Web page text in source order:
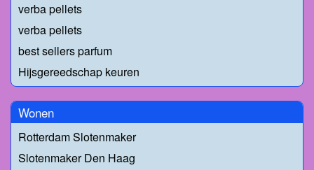
verba pellets
verba pellets
best sellers parfum
Hijsgereedschap keuren
Wonen
Rotterdam Slotenmaker
Slotenmaker Den Haag